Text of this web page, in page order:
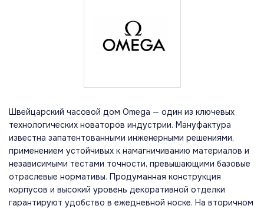
Швейцарский часовой дом Omega — один из ключевых
технологических новаторов индустрии. Мануфактура
известна запатентованными инженерными решениями,
применением устойчивых к намагничиванию материалов и
независимыми тестами точности, превышающими базовые
отраслевые нормативы. Продуманная конструкция
корпусов и высокий уровень декоративной отделки
гарантируют удобство в ежедневной носке. На вторичном